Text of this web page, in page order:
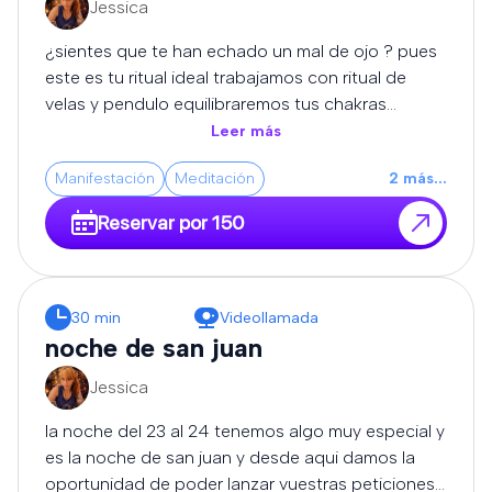
expertos se encargará de disolver los bloqueos,
cortar las malas vibraciones y devolverte la
claridad, el equilibrio y la protección que necesitas
para volver a avanzar con fuerza.
Jessica
¿sientes que te han echado un mal de ojo ? pues
este es tu ritual ideal trabajamos con ritual de
velas y pendulo equilibraremos tus chakras
limpiaremos tus energias y haremos que tus
caminos sean abiertos para que todo te empiece
a salir bien..... importante despues de este ritual
recomendamos llevar una turmalina o escoba de
bruja para proteccion
Leer más
Manifestación Meditación 2 más...
Reservar por 150
30 min Videollamada
noche de san juan
Jessica
la noche del 23 al 24 tenemos algo muy especial y
es la noche de san juan y desde aqui damos la
oportunidad de poder lanzar vuestras peticiones